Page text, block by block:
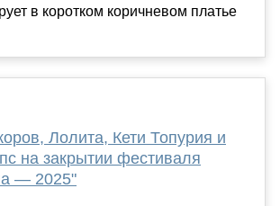
в коротком коричневом платье
Лолита, Кети Топурия и
на закрытии фестиваля
— 2025"